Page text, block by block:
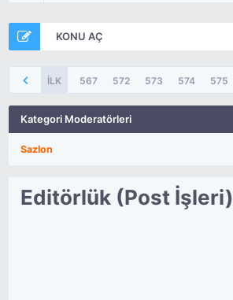
KONU AÇ
İLK 567 572 573 574 575
Kategori Moderatörleri
Sazlon
Editörlük (Post İşleri)